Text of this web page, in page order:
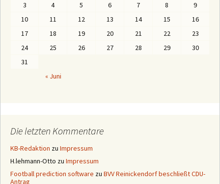
« Juni
3
4 5 6 7 8
9
10
11 12 13 14 15
16
17
18 19 20 21 22
23
24
25 26 27 28 29
30
31
Die letzten Kommentare
KB-Redaktion zu Impressum
H.lehmann-Otto zu Impressum
Football prediction software zu BVV Reinickendorf beschließt CDU-
Antrag